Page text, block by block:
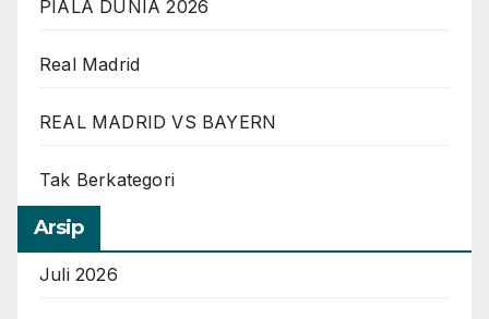
PIALA DUNIA 2026
Real Madrid
REAL MADRID VS BAYERN
Tak Berkategori
Arsip
Juli 2026